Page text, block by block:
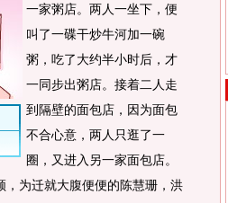
一家粥店。两人一坐下，便
叫了一碟干炒牛河加一碗
粥，吃了大约半小时后，才
一同步出粥店。接着二人走
到隔壁的面包店，因为面包
不合心意，两人只逛了一
圈，又进入另一家面包店。
，为迁就大腹便便的陈慧珊，洪